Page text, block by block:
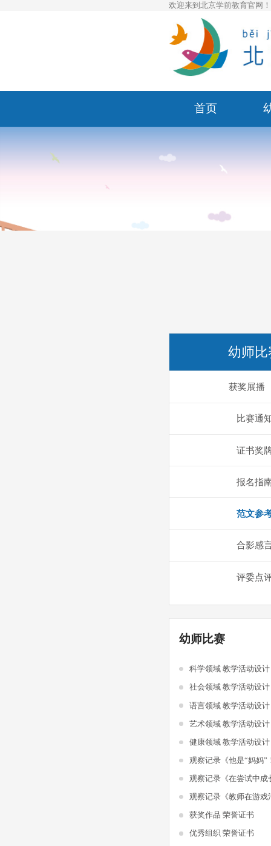
欢迎来到北京学前教育官网！
首页
幼师比
获奖展播
比赛通
证书奖
报名指
范文参
合影感
评委点
幼师比赛
科学领域 教学活动设
社会领域 教学活动设
语言领域 教学活动设
艺术领域 教学活动设
健康领域 教学活动设
观察记录《他是“妈妈”
观察记录《在尝试中成
获奖作品 荣誉证书
优秀组织 荣誉证书